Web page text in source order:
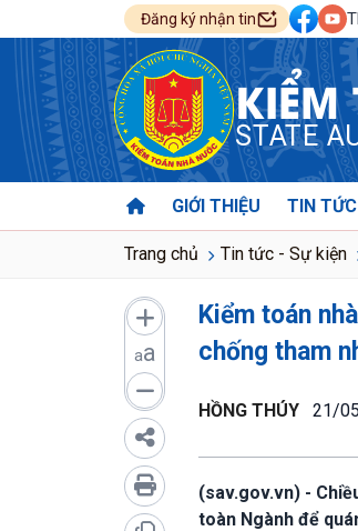
Đăng ký nhận tin
KIỂM
STATE
GIỚI THIỆU TIN
Trang chủ Tin tức - Sự kiện
aa
Kiểm toán
chống tham
HỒNG THÚY 21/
(sav.gov.vn) -
toàn Ngành để